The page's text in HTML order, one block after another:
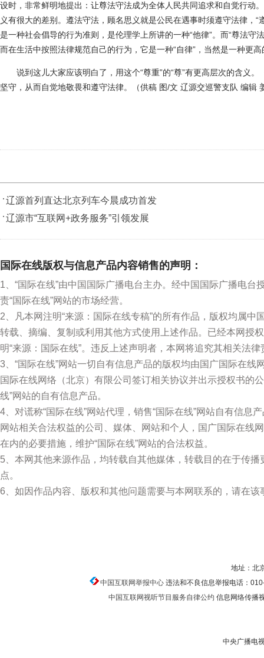
设时，非常鲜明地提出：让尊法守法成为全体人民共同追求和自觉行动
义有很大的差别。遵法守法，顾名思义就是公民在遇事时须遵守法律，
是一种社会倡导的行为准则，是伦理学上所讲的一种“他律”。而“尊法
而在生活中按照法律规范自己的行为，它是一种“自律”，当然是一种更
说到这儿大家应该明白了，用这个“尊重”的“尊”有更高层次的含义。
坚守，从而自觉地敬畏和遵守法律。（供稿 图/文 辽源交巡警支队 编辑
辽源首列直达北京列车今晨成功首发
辽源市“互联网+政务服务”引领发展
国际在线版权与信息产品内容销售的声明：
1、“国际在线”由中国国际广播电台主办。经中国国际广播电
责“国际在线”网站的市场经营。
2、凡本网注明“来源：国际在线专稿”的所有作品，版权均属
转载、摘编、复制或利用其他方式使用上述作品。已经本网授
明“来源：国际在线”。违反上述声明者，本网将追究其相关法律
3、“国际在线”网站一切自有信息产品的版权均由国广国际在
国际在线网络（北京）有限公司签订相关协议并出示授权书的
线”网站的自有信息产品。
4、对谎称“国际在线”网站代理，销售“国际在线”网站自有信息
网站相关合法权益的公司、媒体、网站和个人，国广国际在线
在内的必要措施，维护“国际在线”网站的合法权益。
5、本网其他来源作品，均转载自其他媒体，转载目的在于传
点。
6、如因作品内容、版权和其他问题需要与本网联系的，请在
地址：北
中国互联网举报中心违法和不良信息举报电话：
中国互联网视听节目服务自律公约 信息网络传播
中央广播电